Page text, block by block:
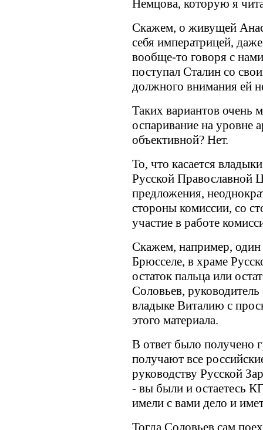
Немцова, которую я
Скажем, о живущей
себя императрицей,
вообще-то говоря с
поступал Сталин со
должного внимания ей
Таких вариантов очень
оспаривание на уровне
объективной? Нет.
То, что касается
Русской Православной
предложения,
стороны комиссии, со
участие в работе
Скажем, например, один
Брюсселе, в храме
остаток пальца или
Соловьев,
владыке Виталию с
этого материала.
В ответ было получено
получают все
руководству Русской
- вы были и остаетесь
имели с вами дело и
Тогда Соловьев сам